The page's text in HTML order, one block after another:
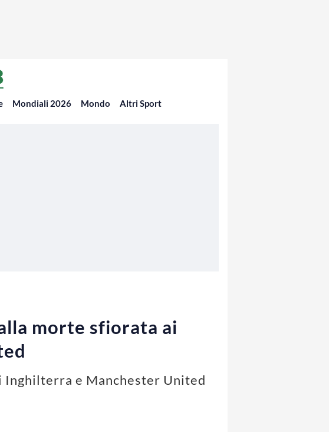
Mondiali 2026 Mondo Altri Sport
morte sfiorata ai
Inghilterra e Manchester United